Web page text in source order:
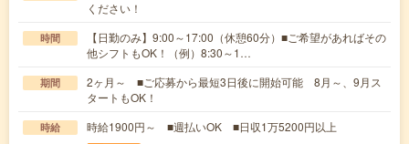
ください！
時間
【日勤のみ】9:00～17:00（休憩60分）■ご希望があればその
他シフトもOK！（例）8:30～1…
期間
2ヶ月～ ■ご応募から最短3日後に開始可能 8月～、9月ス
タートもOK！
時給 時給1900円～ ■週払いOK ■日収1万5200円以上